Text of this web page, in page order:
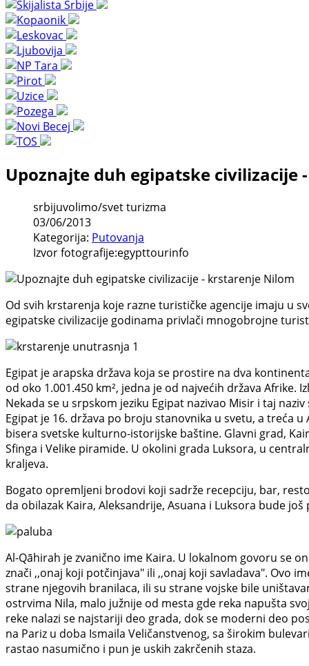
Upoznajte duh egipatske civilizacije
srbijuvolimo/svet turizma
03/06/2013
Kategorija: Putovanja
Izvor fotografije:egypttourinfo
Od svih krstarenja koje razne turističke agencije imaju u
egipatske civilizacije godinama privlači mnogobrojne
Egipat je arapska država koja se prostire na dva
od oko 1.001.450 km², jedna je od najvećih država
Nekada se u srpskom jeziku Egipat nazivao Misir i taj
Egipat je 16. država po broju stanovnika u svetu, a treća
bisera svetske kulturno-istorijske baštine. Glavni grad,
Sfinga i Velike piramide. U okolini grada Luksora, u
kraljeva.
Bogato opremljeni brodovi koji sadrže recepciju, bar,
da obilazak Kaira, Aleksandrije, Asuana i Luksora bude
Al-Qāhirah je zvanično ime Kaira. U lokalnom govoru se
znači ,,onaj koji potčinjava" ili ,,onaj koji savladava". Ovo
strane njegovih branilaca, ili su strane vojske bile
ostrvima Nila, malo južnije od mesta gde reka napušta
reke nalazi se najstariji deo grada, dok se moderni deo
na Pariz u doba Ismaila Veličanstvenog, sa širokim
rastao nasumično i pun je uskih zakrčenih staza.